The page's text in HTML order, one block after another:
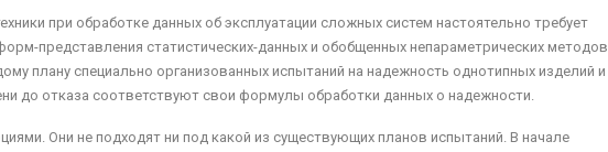
при обработке данных об эксплуатации сложных систем настоятельно требует
представления статистических-данных и обобщенных непараметрических методов
плану специ­ально организованных испытаний на надежность одно­типных изделий и
до отказа соответствуют свои формулы обработки данных о надежности.
Они не подходят ни под какой из существующих планов испытаний. В начале